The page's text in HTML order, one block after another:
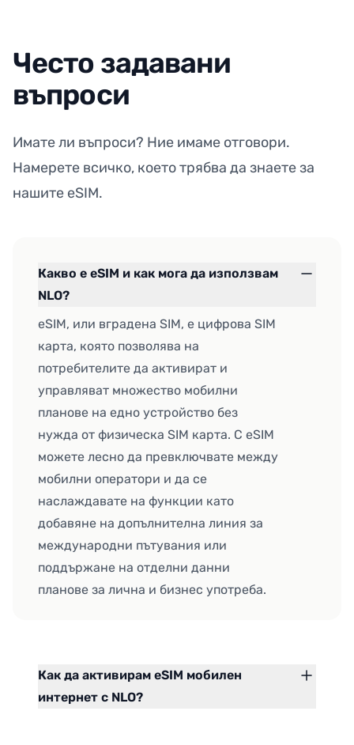
Често задавани
въпроси
Имате ли въпроси? Ние имаме отговори.
Намерете всичко, което трябва да знаете за
нашите eSIM.
Какво е eSIM и как мога да използвам
NLO?
eSIM, или вградена SIM, е цифрова SIM
карта, която позволява на
потребителите да активират и
управляват множество мобилни
планове на едно устройство без
нужда от физическа SIM карта. С eSIM
можете лесно да превключвате между
мобилни оператори и да се
наслаждавате на функции като
добавяне на допълнителна линия за
международни пътувания или
поддържане на отделни данни
планове за лична и бизнес употреба.
Как да активирам eSIM мобилен
интернет с NLO?